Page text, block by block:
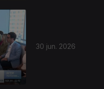
30 jun. 2026